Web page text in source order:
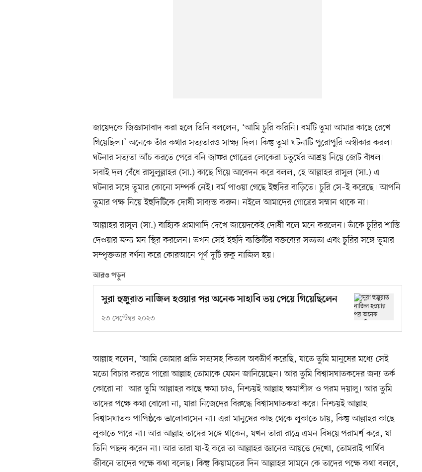
জায়েদকে জিজ্ঞাসাবাদ করা হলে তিনি বললেন, ‘আমি চুরি করিনি। বর্মটি তুমা আমার কাছে রেখে
গিয়েছিল।’ অনেকে তাঁর কথার সত্যতারও সাক্ষ্য দিল। কিন্তু তুমা ঘটনাটি পুরোপুরি অস্বীকার করল।
ঘটনার সত্যতা আঁচ করতে পেরে বনি জাফর গোত্রের লোকেরা চতুর্যের আশ্রয় নিয়ে জোট বাঁধল।
সবাই দল বেঁধে রাসুলুল্লাহর (সা.) কাছে গিয়ে আবেদন করে বলল, হে আল্লাহর রাসুল (সা.) এ
ঘটনার সঙ্গে তুমার কোনো সম্পর্ক নেই। বর্ম পাওয়া গেছে ইহুদির বাড়িতে। চুরি সে–ই করেছে। আপনি
তুমার পক্ষ নিয়ে ইহুদিটিকে দোষী সাব্যস্ত করুন। নইলে আমাদের গোত্রের সম্মান থাকে না।
আল্লাহর রাসুল (সা.) বাহ্যিক প্রমাণাদি দেখে জায়েদকেই দোষী বলে মনে করলেন। তাঁকে চুরির শাস্তি
দেওয়ার জন্য মন স্থির করলেন। তখন সেই ইহুদি ব্যক্তিটির বক্তব্যের সত্যতা এবং চুরির সঙ্গে তুমার
সম্পৃক্ততার বর্ণনা করে কোরআনে পূর্ণ দুটি রুকু নাজিল হয়।
আরও পড়ুন
সুরা হুজুরাত নাজিল হওয়ার পর অনেক সাহাবি ভয় পেয়ে গিয়েছিলেন
২৩ সেপ্টেম্বর ২০২৩
আল্লাহ বলেন, ‘আমি তোমার প্রতি সত্যসহ কিতাব অবতীর্ণ করেছি, যাতে তুমি মানুষের মধ্যে সেই
মতো বিচার করতে পারো আল্লাহ তোমাকে যেমন জানিয়েছেন। আর তুমি বিশ্বাসঘাতকদের জন্য তর্ক
কোরো না। আর তুমি আল্লাহর কাছে ক্ষমা চাও, নিশ্চয়ই আল্লাহ ক্ষমাশীল ও পরম দয়ালু। আর তুমি
তাদের পক্ষে কথা বোলো না, যারা নিজেদের বিরুদ্ধে বিশ্বাসঘাতকতা করে। নিশ্চয়ই আল্লাহ
বিশ্বাসঘাতক পাপিষ্ঠকে ভালোবাসেন না। এরা মানুষের কাছ থেকে লুকাতে চায়, কিন্তু আল্লাহর কাছে
লুকাতে পারে না। আর আল্লাহ তাদের সঙ্গে থাকেন, যখন তারা রাত্রে এমন বিষয়ে পরামর্শ করে, যা
তিনি পছন্দ করেন না। আর তারা যা-ই করে তা আল্লাহর জ্ঞানের আয়ত্তে দেখো, তোমরাই পার্থিব
জীবনে তাদের পক্ষে কথা বলেছ। কিন্তু কিয়ামতের দিন আল্লাহর সামনে কে তাদের পক্ষে কথা বলবে,